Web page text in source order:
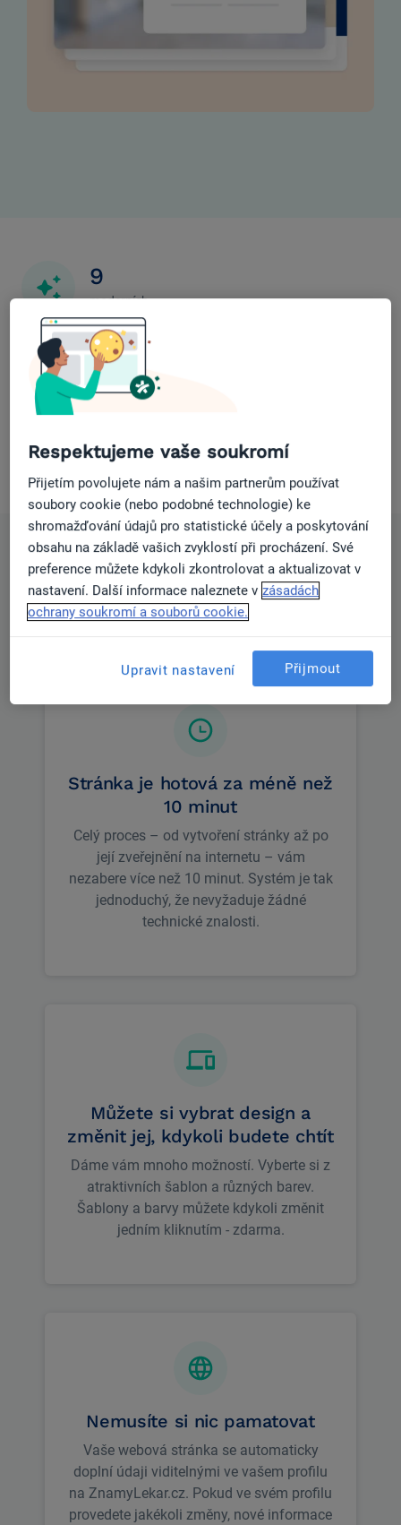
9
moderních
šablon
10
minut na
spuštění
možností
Moderní webová stránka, která
šetří váš čas
Stránka je hotová za méně než
10 minut
Celý proces – od vytvoření stránky až po
její zveřejnění na internetu – vám
nezabere více než 10 minut. Systém je tak
jednoduchý, že nevyžaduje žádné
technické znalosti.
Můžete si vybrat design a
změnit jej, kdykoli budete chtít
Dáme vám mnoho možností. Vyberte si z
atraktivních šablon a různých barev.
Šablony a barvy můžete kdykoli změnit
jedním kliknutím - zdarma.
Nemusíte si nic pamatovat
Vaše webová stránka se automaticky
doplní údaji viditelnými ve vašem profilu
na ZnamyLekar.cz. Pokud ve svém profilu
provedete jakékoli změny, nové informace
Respektujeme vaše soukromí
Přijetím povolujete nám a našim partnerům používat
soubory cookie (nebo podobné technologie) ke
shromažďování údajů pro statistické účely a poskytování
obsahu na základě vašich zvyklostí při procházení. Své
preference můžete kdykoli zkontrolovat a aktualizovat v
nastavení. Další informace naleznete v zásadách
ochrany soukromí a souborů cookie.
Upravit nastavení Přijmout